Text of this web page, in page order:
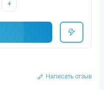
+
Написать отзыв